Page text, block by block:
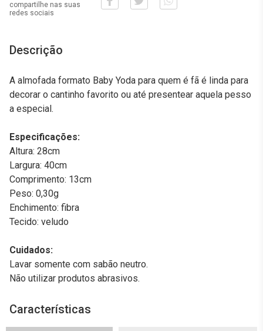
compartilhe nas suas
redes sociais
Descrição
A almofada formato Baby Yoda para quem é fã é linda para
decorar o cantinho favorito ou até presentear aquela pesso
a especial.
Especificações:
Altura: 28cm
Largura: 40cm
Comprimento: 13cm
Peso: 0,30g
Enchimento: fibra
Tecido: veludo
Cuidados:
Lavar somente com sabão neutro.
Não utilizar produtos abrasivos.
Características